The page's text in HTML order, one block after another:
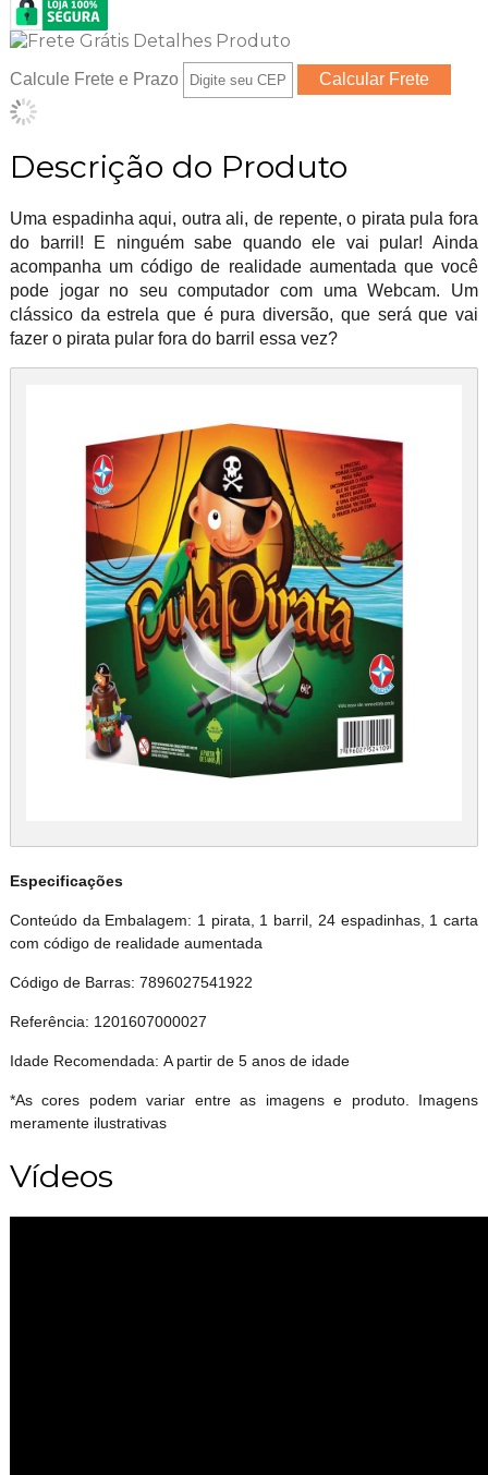
Calcule Frete e Prazo
Descrição do Produto
Uma espadinha aqui, outra ali, de repente, o pirata pula fora
do barril! E ninguém sabe quando ele vai pular! Ainda
acompanha um código de realidade aumentada que você
pode jogar no seu computador com uma Webcam. Um
clássico da estrela que é pura diversão, que será que vai
fazer o pirata pular fora do barril essa vez?
Especificações
Conteúdo da Embalagem: 1 pirata, 1 barril, 24 espadinhas, 1 carta
com código de realidade aumentada
Código de Barras: 7896027541922
Referência: 1201607000027
Idade Recomendada: A partir de 5 anos de idade
*As cores podem variar entre as imagens e produto. Imagens
meramente ilustrativas
Vídeos